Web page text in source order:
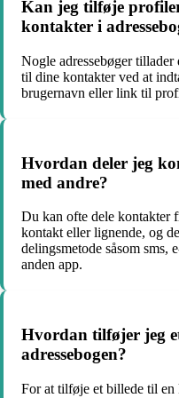
Kan jeg tilføje
kontakter i
Nogle adressebøger
til dine kontakter ved at
brugernavn eller link til
Hvordan deler jeg
med andre?
Du kan ofte dele kontakter
kontakt eller lignende, og
delingsmetode såsom sms,
anden app.
Hvordan tilføjer jeg
adressebogen?
For at tilføje et billede til en